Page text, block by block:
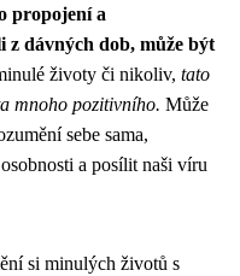
propojení a
z dávných dob, může být
životy či nikoliv, tato
mnoho pozitivního. Může
sebe sama,
a posílit naši víru
si minulých životů s